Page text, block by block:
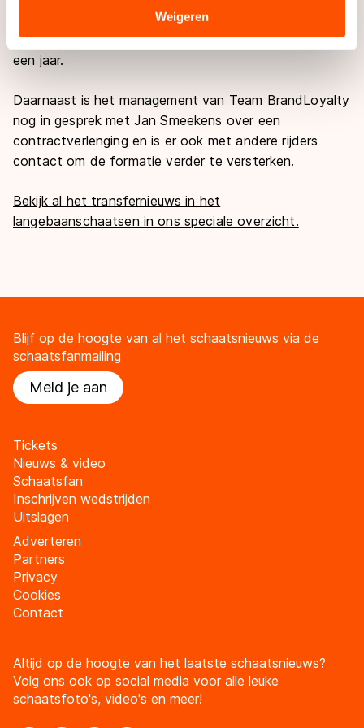
Sommige partners kunnen gegevens doorgeven aan
landen buiten de EU, zoals de VS, waar mogelijk geen
adequaat beschermingsniveau geldt volgens de GDPR.
overdracht. Meer informatie vindt u in ons
cookiebeleid.
Weigeren
Groothuis, legde Hein Otterspeer vast en heeft met
Kjeld Nuis nog een doorlopende overeenkomst van
een jaar.
Daarnaast is het management van Team BrandLoyalty
nog in gesprek met Jan Smeekens over een
contractverlenging en is er ook met andere rijders
contact om de formatie verder te versterken.
Bekijk al het transfernieuws in het
langebaanschaatsen in ons speciale overzicht.
Blijf op de hoogte van al het schaatsnieuws via de
schaatsfanmailing
Meld je aan
Tickets
Nieuws & video
Schaatsfan
Inschrijven wedstrijden
Uitslagen
Adverteren
Partners
Privacy
Cookies
Contact
Altijd op de hoogte van het laatste schaatsnieuws?
Volg ons ook op social media voor alle leuke
schaatsfoto's, video's en meer!